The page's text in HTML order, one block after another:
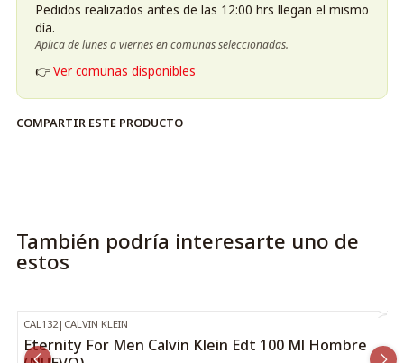
Pedidos realizados antes de las 12:00 hrs llegan el mismo
día.
Aplica de lunes a viernes en comunas seleccionadas.
👉Ver comunas disponibles
COMPARTIR ESTE PRODUCTO
También podría interesarte uno de
estos
-30% OFF
CAL132| CALVIN KLEIN
Eternity For Men Calvin Klein Edt 100 Ml Hombre